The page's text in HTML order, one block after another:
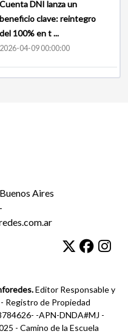
Cuenta DNI lanza un
beneficio clave: reintegro
del 100% en t ...
2026-04-09 00:00:00
Aires
-
Editor Responsable y
Registro de Propiedad
-APN-DNDA#MJ -
- Camino de la Escuela